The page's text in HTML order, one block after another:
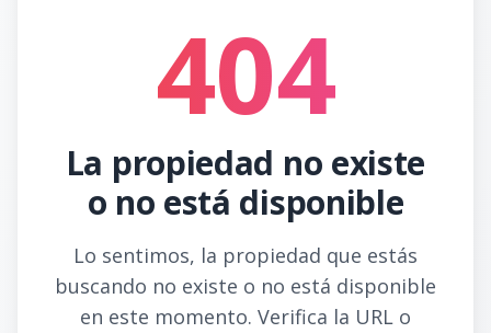
404
La propiedad no existe
o no está disponible
Lo sentimos, la propiedad que estás
buscando no existe o no está disponible
en este momento. Verifica la URL o